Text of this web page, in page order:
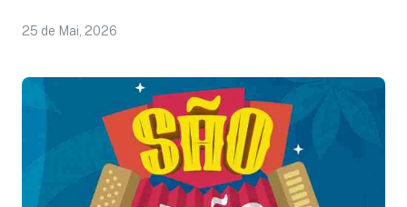
25 de Mai, 2026